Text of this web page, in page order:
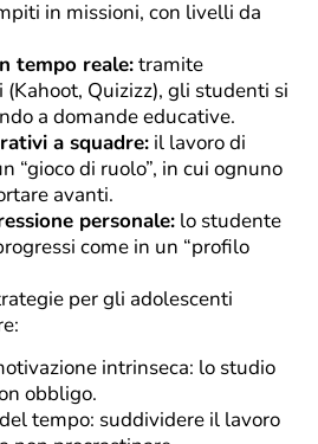
in missioni, con livelli da
tempo reale:tramite
Quizizz), gli studenti si
a domande educative.
a squadre: il lavoro di
“gioco di ruolo”, in cui ognuno
avanti.
personale: lo studente
come in un “profilo
per gli adolescenti
intrinseca: lo studio
obbligo.
tempo: suddividere il lavoro